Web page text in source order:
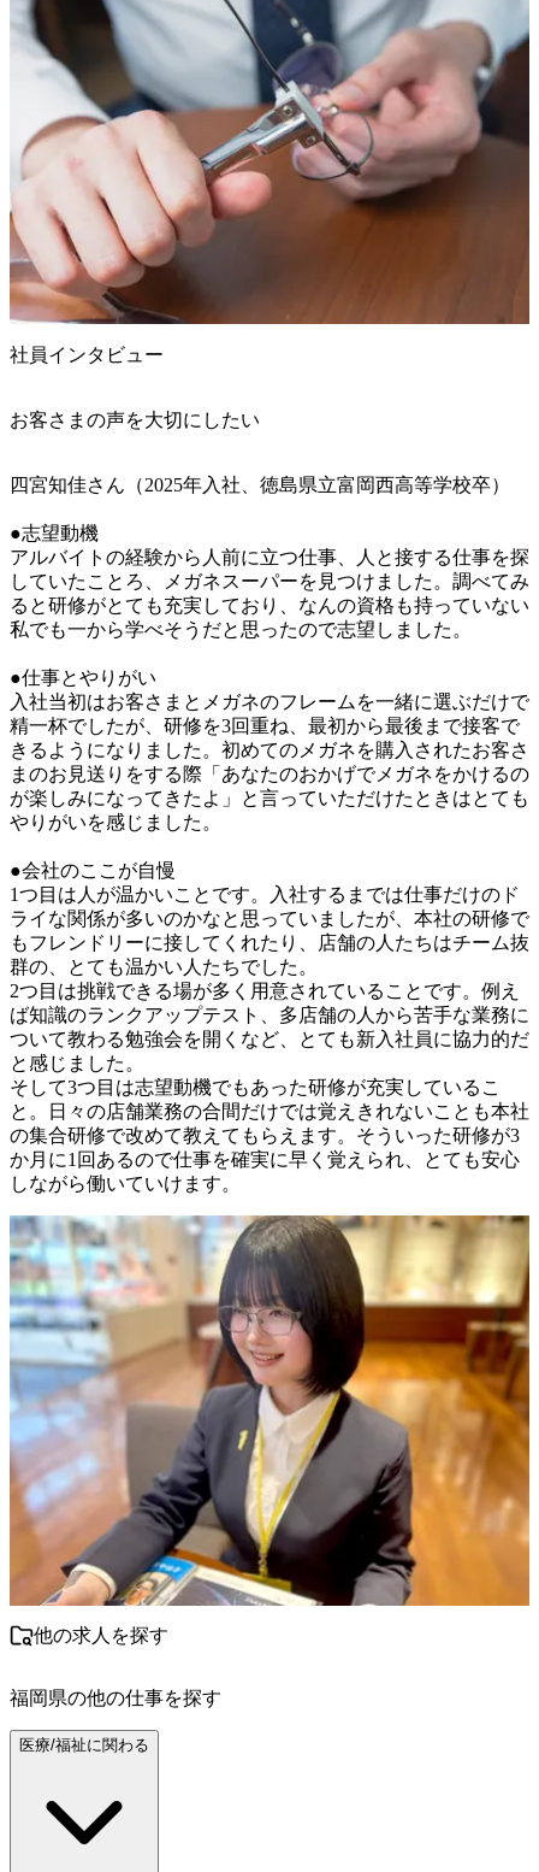
社員インタビュー
お客さまの声を大切にしたい
四宮知佳さん（2025年入社、徳島県立富岡西高等学校卒）
●志望動機
アルバイトの経験から人前に立つ仕事、人と接する仕事を探
していたことろ、メガネスーパーを見つけました。調べてみ
ると研修がとても充実しており、なんの資格も持っていない
私でも一から学べそうだと思ったので志望しました。
●仕事とやりがい
入社当初はお客さまとメガネのフレームを一緒に選ぶだけで
精一杯でしたが、研修を3回重ね、最初から最後まで接客で
きるようになりました。初めてのメガネを購入されたお客さ
まのお見送りをする際「あなたのおかげでメガネをかけるの
が楽しみになってきたよ」と言っていただけたときはとても
やりがいを感じました。
●会社のここが自慢
1つ目は人が温かいことです。入社するまでは仕事だけのド
ライな関係が多いのかなと思っていましたが、本社の研修で
もフレンドリーに接してくれたり、店舗の人たちはチーム抜
群の、とても温かい人たちでした。
2つ目は挑戦できる場が多く用意されていることです。例え
ば知識のランクアップテスト、多店舗の人から苦手な業務に
ついて教わる勉強会を開くなど、とても新入社員に協力的だ
と感じました。
そして3つ目は志望動機でもあった研修が充実しているこ
と。日々の店舗業務の合間だけでは覚えきれないことも本社
の集合研修で改めて教えてもらえます。そういった研修が3
か月に1回あるので仕事を確実に早く覚えられ、とても安心
しながら働いていけます。
他の求人を探す
福岡県の他の仕事を探す
医療/福祉に関わる